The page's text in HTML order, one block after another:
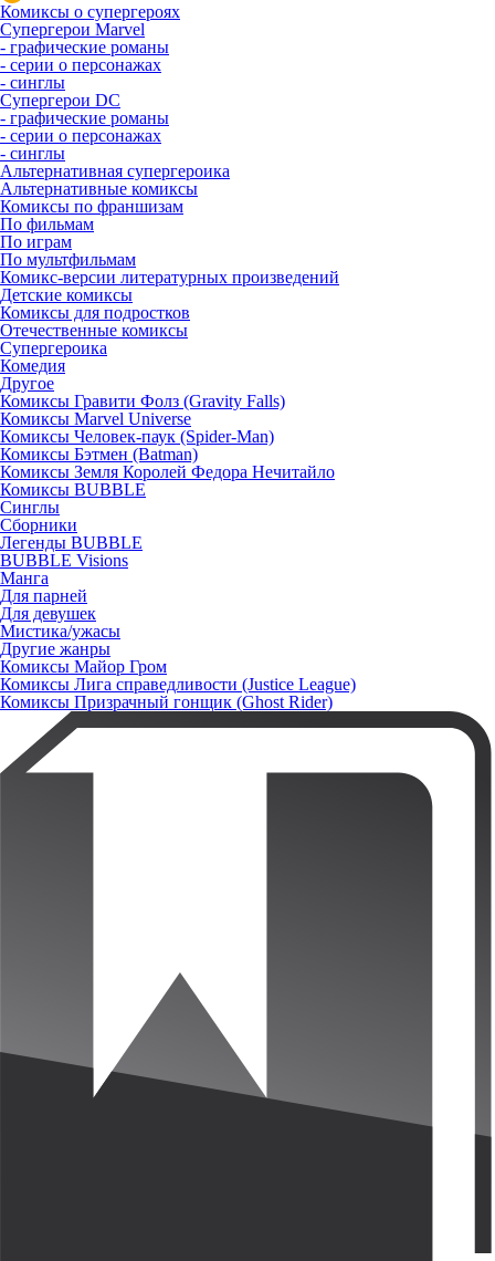
Комиксы о супергероях
Супергерои Marvel
- графические романы
- серии о персонажах
- синглы
Супергерои DC
- графические романы
- серии о персонажах
- синглы
Альтернативная супергероика
Альтернативные комиксы
Комиксы по франшизам
По фильмам
По играм
По мультфильмам
Комикс-версии литературных произведений
Детские комиксы
Комиксы для подростков
Отечественные комиксы
Супергероика
Комедия
Другое
Комиксы Гравити Фолз (Gravity Falls)
Комиксы Marvel Universe
Комиксы Человек-паук (Spider-Man)
Комиксы Бэтмен (Batman)
Комиксы Земля Королей Федора Нечитайло
Комиксы BUBBLE
Синглы
Сборники
Легенды BUBBLE
BUBBLE Visions
Манга
Для парней
Для девушек
Мистика/ужасы
Другие жанры
Комиксы Майор Гром
Комиксы Лига справедливости (Justice League)
Комиксы Призрачный гонщик (Ghost Rider)